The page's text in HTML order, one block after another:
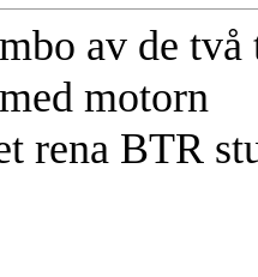
av de
motorn
rena BTR